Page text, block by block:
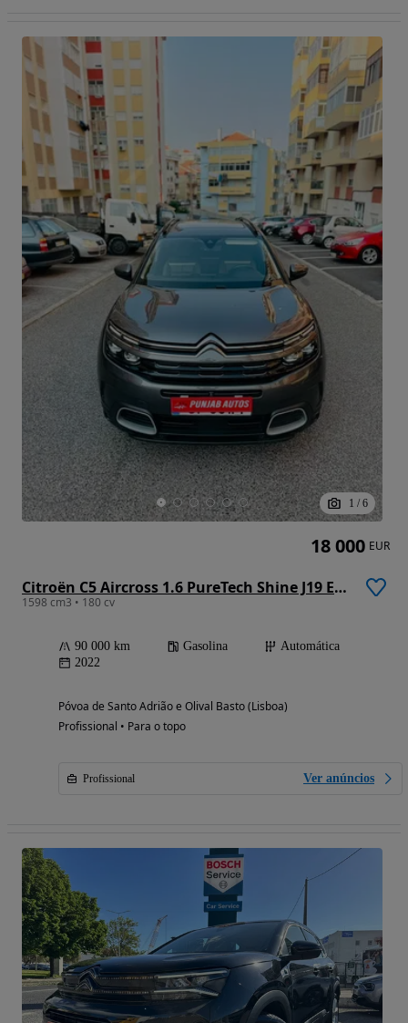
1 / 6
Citroën C5 Aircross 1.6 PureTech Shine J19 EAT8
1598 cm3 • 180 cv
90 000 km Gasolina
Automática
2022
Póvoa de Santo Adrião e Olival Basto (Lisboa)
Profissional • Para o topo
Profissional Ver anúncios
18 000 EUR